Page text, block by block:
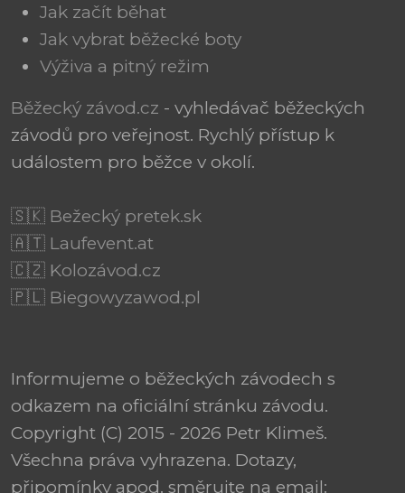
Jak začít běhat
Jak vybrat běžecké boty
Výživa a pitný režim
Běžecký závod.cz - vyhledávač běžeckých
závodů pro veřejnost. Rychlý přístup k
událostem pro běžce v okolí.
🇸🇰 Bežecký pretek.sk
🇦🇹 Laufevent.at
🇨🇿 Kolozávod.cz
🇵🇱 Biegowyzawod.pl
Informujeme o běžeckých závodech s
odkazem na oficiální stránku závodu.
Copyright (C) 2015 - 2026 Petr Klimeš.
Všechna práva vyhrazena. Dotazy,
připomínky apod. směrujte na email: